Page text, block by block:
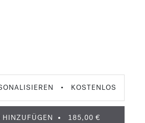
• KOSTENLOS
HINZUFÜGEN 185,00 €